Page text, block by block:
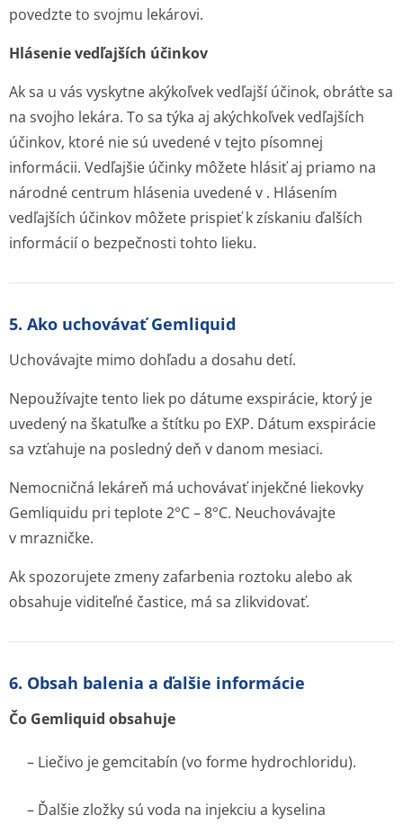
povedzte to svojmu lekárovi.
Hlásenie vedľajších účinkov
Ak sa u vás vyskytne akýkoľvek vedľajší účinok, obráťte sa
na svojho lekára. To sa týka aj akýchkoľvek vedľajších
účinkov, ktoré nie sú uvedené v tejto písomnej
informácii. Vedľajšie účinky môžete hlásiť aj priamo na
národné centrum hlásenia uvedené v . Hlásením
vedľajších účinkov môžete prispieť k získaniu ďalších
informácií o bezpečnosti tohto lieku.
5. Ako uchovávať Gemliquid
Uchovávajte mimo dohľadu a dosahu detí.
Nepoužívajte tento liek po dátume exspirácie, ktorý je
uvedený na škatuľke a štítku po EXP. Dátum exspirácie
sa vzťahuje na posledný deň v danom mesiaci.
Nemocničná lekáreň má uchovávať injekčné liekovky
Gemliquidu pri teplote 2°C – 8°C. Neuchovávajte
v mrazničke.
Ak spozorujete zmeny zafarbenia roztoku alebo ak
obsahuje viditeľné častice, má sa zlikvidovať.
6. Obsah balenia a ďalšie informácie
Čo Gemliquid obsahuje
– Liečivo je gemcitabín (vo forme hydrochloridu).
– Ďalšie zložky sú voda na injekciu a kyselina